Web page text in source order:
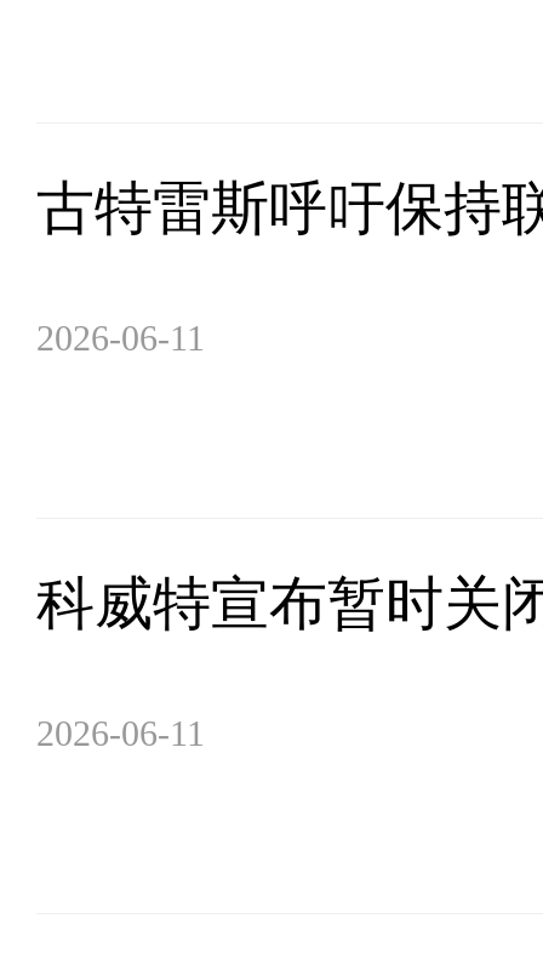
古特雷斯呼吁保持
2026-06-11
科威特宣布暂时关
2026-06-11